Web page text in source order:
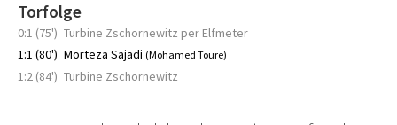
Torfolge
0:1 (75') Turbine Zschornewitz per Elfmeter
1:1 (80') Morteza Sajadi (Mohamed Toure)
1:2 (84') Turbine Zschornewitz